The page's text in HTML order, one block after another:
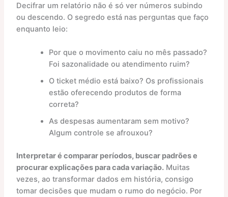
Decifrar um relatório não é só ver números subindo
ou descendo. O segredo está nas perguntas que faço
enquanto leio:
Por que o movimento caiu no mês passado?
Foi sazonalidade ou atendimento ruim?
O ticket médio está baixo? Os profissionais
estão oferecendo produtos de forma
correta?
As despesas aumentaram sem motivo?
Algum controle se afrouxou?
Interpretar é comparar períodos, buscar padrões e
procurar explicações para cada variação.Muitas
vezes, ao transformar dados em história, consigo
tomar decisões que mudam o rumo do negócio. Por